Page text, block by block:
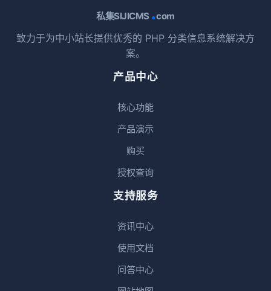
私集SIJICMS .com
致力于为中小站长提供优秀的 PHP 分类信息系统解决方
案。
产品中心
核心功能
产品演示
购买
授权查询
支持服务
资讯中心
使用文档
问答中心